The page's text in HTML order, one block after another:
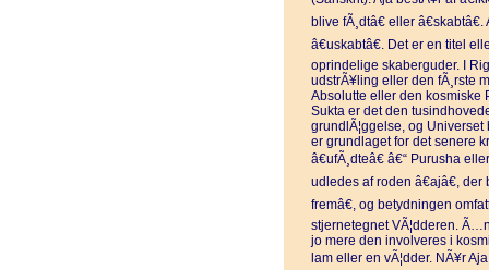
blive fÃ¸dtâ€ eller
â€uskabtâ€. Det er en titel
oprindelige skaberguder. I
udstrÃ¥ling eller den fÃ¸rste
Absolutte eller den kosmiske
Sukta er det den
grundlÃ¦ggelse, og
er grundlaget for det senere
â€ufÃ¸dteâ€ â€“ Purusha
udledes af roden â€ajâ€, der
fremâ€, og betydningen
stjernetegnet VÃ¦dderen.
jo mere den involveres i
lam eller en vÃ¦dder. NÃ¥r